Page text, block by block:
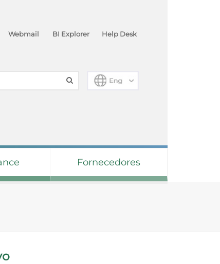
Help Desk
BI Explorer
Webmail
Fornecedores